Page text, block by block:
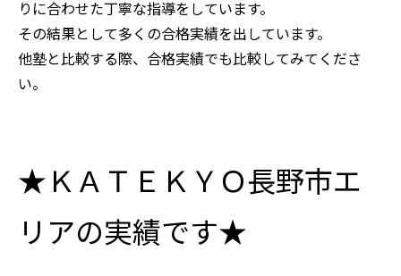
りに合わせた丁寧な指導をしています。
その結果として多くの合格実績を出しています。
他塾と比較する際、合格実績でも比較してみてくださ
い。
★ＫＡＴＥＫＹＯ長野市エ
リアの実績です★